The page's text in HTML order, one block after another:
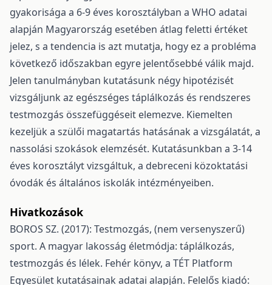
gyakorisága a 6-9 éves korosztályban a WHO adatai
alapján Magyarország esetében átlag feletti értéket
jelez, s a tendencia is azt mutatja, hogy ez a probléma
következő időszakban egyre jelentősebbé válik majd.
Jelen tanulmányban kutatásunk négy hipotézisét
vizsgáljunk az egészséges táplálkozás és rendszeres
testmozgás összefüggéseit elemezve. Kiemelten
kezeljük a szülői magatartás hatásának a vizsgálatát, a
nassolási szokások elemzését. Kutatásunkban a 3-14
éves korosztályt vizsgáltuk, a debreceni közoktatási
óvodák és általános iskolák intézményeiben.
Hivatkozások
BOROS SZ. (2017): Testmozgás, (nem versenyszerű)
sport. A magyar lakosság életmódja: táplálkozás,
testmozgás és lélek. Fehér könyv, a TÉT Platform
Egyesület kutatásainak adatai alapján. Felelős kiadó: